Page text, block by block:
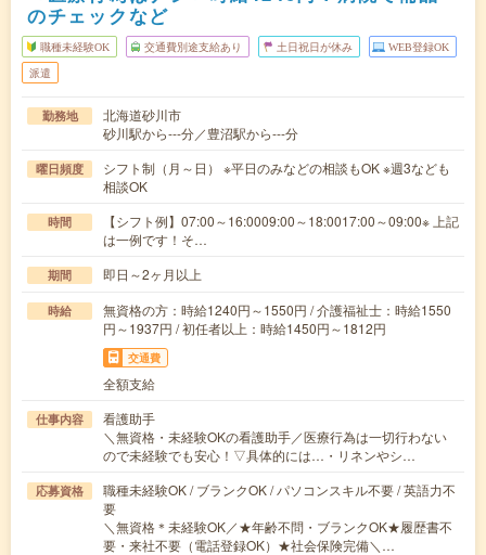
のチェックなど
職種未経験OK 交通費別途支給あり 土日祝日が休み WEB登録OK
派遣
勤務地
北海道砂川市
砂川駅から---分／豊沼駅から---分
曜日頻度
シフト制（月～日） ※平日のみなどの相談もOK ※週3なども
相談OK
時間
【シフト例】07:00～16:0009:00～18:0017:00～09:00※ 上記
は一例です！そ…
期間 即日～2ヶ月以上
時給
無資格の方：時給1240円～1550円 / 介護福祉士：時給1550
円～1937円 / 初任者以上：時給1450円～1812円
交通費
全額支給
仕事内容
看護助手
＼無資格・未経験OKの看護助手／医療行為は一切行わない
ので未経験でも安心！▽具体的には…・リネンやシ…
応募資格
職種未経験OK / ブランクOK / パソコンスキル不要 / 英語力不
要
＼無資格＊未経験OK／★年齢不問・ブランクOK★履歴書不
要・来社不要（電話登録OK）★社会保険完備＼…